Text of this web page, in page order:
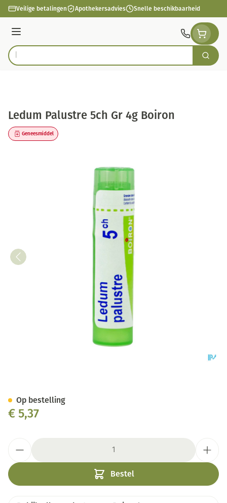
Ga naar de inhoud
Veilige betalingen Apothekersadvies Snelle beschikbaarheid
Menu
Product, merk, categorie... Zoek
Ledum Palustre 5ch Gr 4g Boiron
Geneesmiddel
€ 5,37
Bestel
Op bestelling